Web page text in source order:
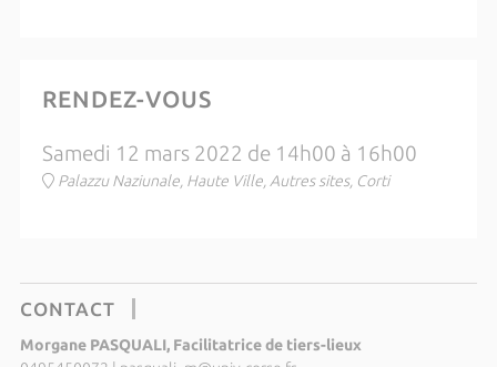
RENDEZ-VOUS
Samedi 12 mars 2022 de 14h00 à 16h00
Palazzu Naziunale, Haute Ville, Autres sites, Corti
CONTACT
Morgane PASQUALI, Facilitatrice de tiers-lieux